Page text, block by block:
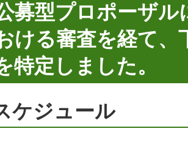
募型プロポーザル
ける審査を経て、
特定しました。
ケジュール